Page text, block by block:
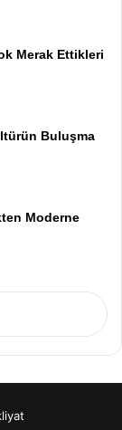
Merak Ettikleri
Buluşma
Moderne